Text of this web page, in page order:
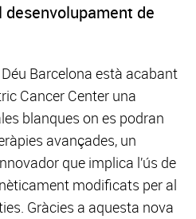
desenvolupament de
Barcelona està acabant
Cancer Center una
blanques on es podran
avançades, un
que implica l’ús de
modificats per al
Gràcies a aquesta nova